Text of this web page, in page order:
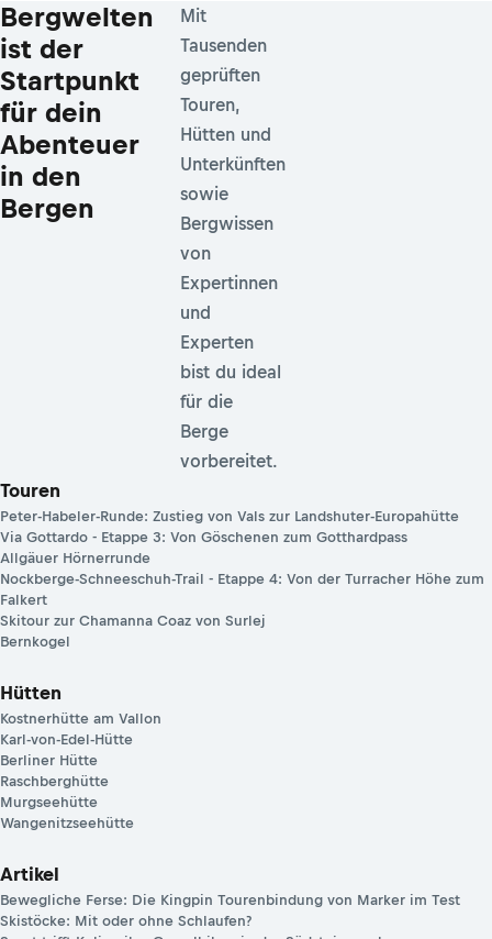
Bergwelten
ist der
Startpunkt
für dein
Abenteuer
in den
Bergen
Mit
Tausenden
geprüften
Touren,
Hütten und
Unterkünften
sowie
Bergwissen
von
Expertinnen
und
Experten
bist du ideal
für die
Berge
vorbereitet.
Touren
Peter-Habeler-Runde: Zustieg von Vals zur Landshuter-Europahütte
Via Gottardo - Etappe 3: Von Göschenen zum Gotthardpass
Allgäuer Hörnerrunde
Nockberge-Schneeschuh-Trail - Etappe 4: Von der Turracher Höhe zum
Falkert
Skitour zur Chamanna Coaz von Surlej
Bernkogel
Hütten
Kostnerhütte am Vallon
Karl-von-Edel-Hütte
Berliner Hütte
Raschberghütte
Murgseehütte
Wangenitzseehütte
Artikel
Bewegliche Ferse: Die Kingpin Tourenbindung von Marker im Test
Skistöcke: Mit oder ohne Schlaufen?